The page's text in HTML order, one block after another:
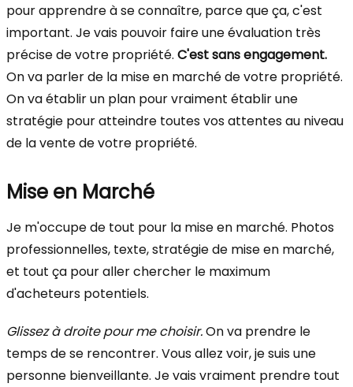
pour apprendre à se connaître, parce que ça, c'est
important. Je vais pouvoir faire une évaluation très
précise de votre propriété. C'est sans engagement.
On va parler de la mise en marché de votre propriété.
On va établir un plan pour vraiment établir une
stratégie pour atteindre toutes vos attentes au niveau
de la vente de votre propriété.
Mise en Marché
Je m'occupe de tout pour la mise en marché. Photos
professionnelles, texte, stratégie de mise en marché,
et tout ça pour aller chercher le maximum
d'acheteurs potentiels.
Glissez à droite pour me choisir.On va prendre le
temps de se rencontrer. Vous allez voir, je suis une
personne bienveillante. Je vais vraiment prendre tout